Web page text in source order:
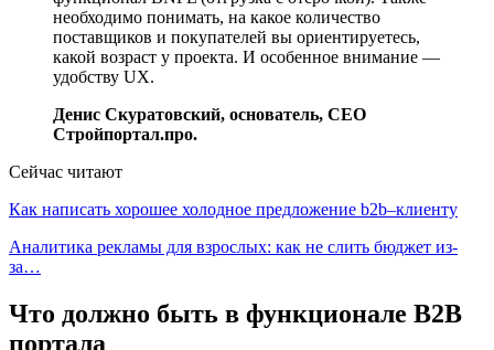
необходимо понимать, на какое количество
поставщиков и покупателей вы ориентируетесь,
какой возраст у проекта. И особенное внимание —
удобству UX.
Денис Скуратовский, основатель, СЕО
Стройпортал.про.
Сейчас читают
Как написать хорошее холодное предложение b2b–клиенту
Аналитика рекламы для взрослых: как не слить бюджет из-
за…
Что должно быть в функционале B2B
портала